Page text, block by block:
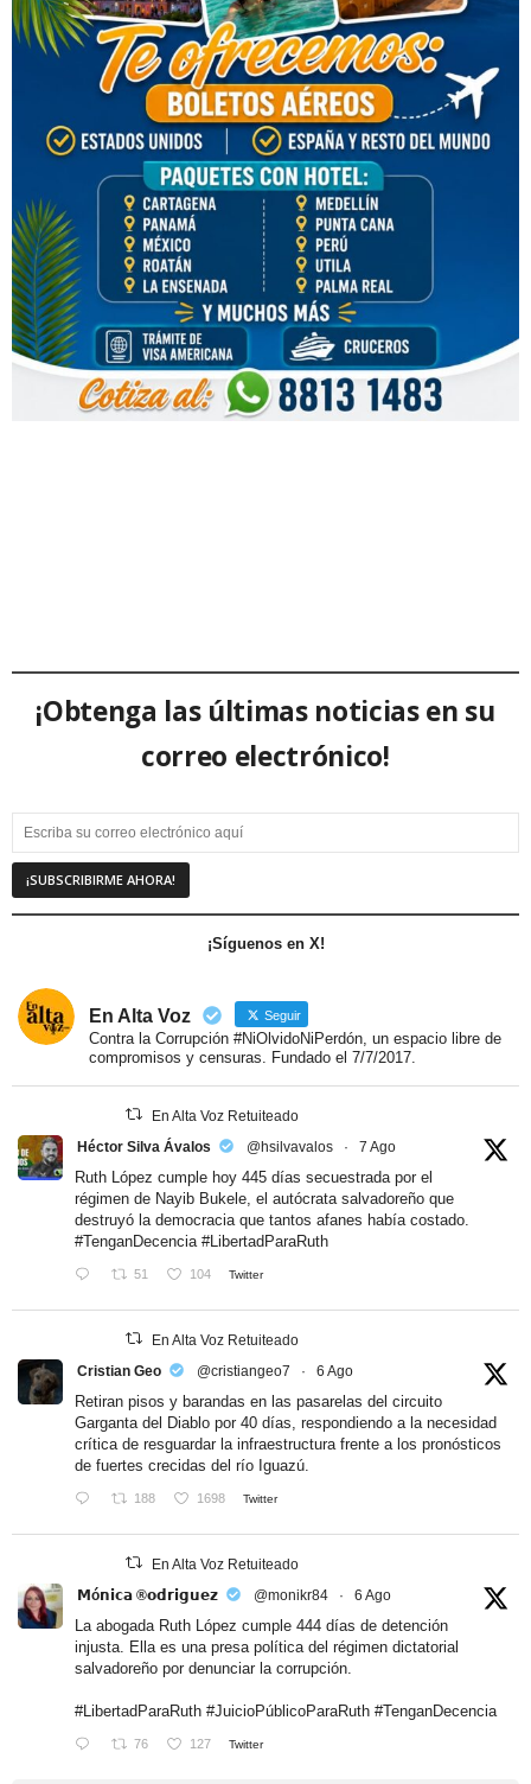
¡Obtenga las últimas noticias en su
correo electrónico!
¡Síguenos en X!
En Alta Voz Seguir
Contra la Corrupción #NiOlvidoNiPerdón, un espacio libre de
compromisos y censuras. Fundado el 7/7/2017.
En Alta Voz Retuiteado
Héctor Silva Ávalos
@hsilvavalos · 7 Ago
Ruth López cumple hoy 445 días secuestrada por el
régimen de Nayib Bukele, el autócrata salvadoreño que
destruyó la democracia que tantos afanes había costado.
#TenganDecencia #LibertadParaRuth
51 104 Twitter
En Alta Voz Retuiteado
Cristian Geo
@cristiangeo7 · 6 Ago
Retiran pisos y barandas en las pasarelas del circuito
Garganta del Diablo por 40 días, respondiendo a la necesidad
crítica de resguardar la infraestructura frente a los pronósticos
de fuertes crecidas del río Iguazú.
188 1698 Twitter
En Alta Voz Retuiteado
𝗠ó𝗻𝗶𝗰𝗮 ®𝗼𝗱𝗿𝗶𝗴𝘂𝗲𝘇
@monikr84 · 6 Ago
La abogada Ruth López cumple 444 días de detención
injusta. Ella es una presa política del régimen dictatorial
salvadoreño por denunciar la corrupción.
#LibertadParaRuth #JuicioPúblicoParaRuth #TenganDecencia
76 127 Twitter